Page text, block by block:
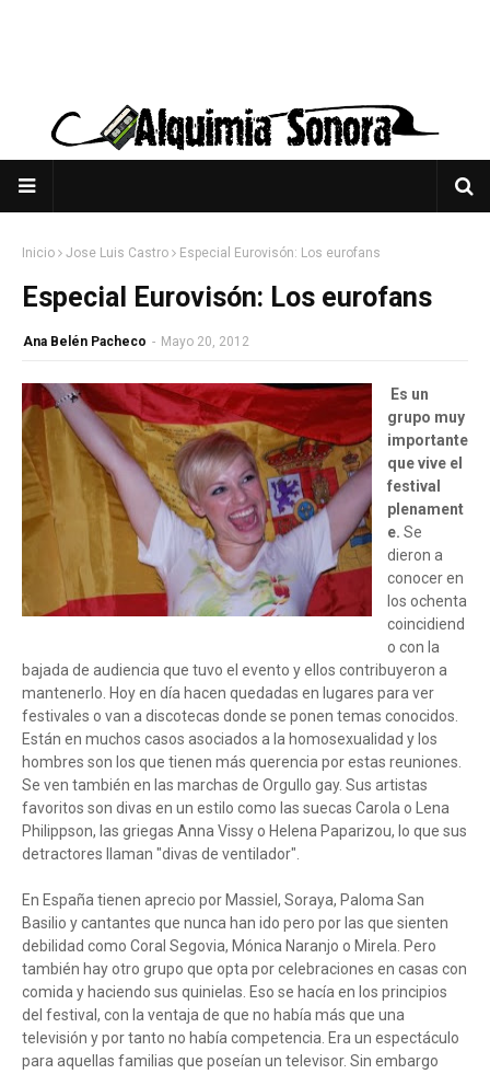
Inicio Jose Luis Castro Especial Eurovisón: Los eurofans
Especial Eurovisón: Los eurofans
Ana Belén Pacheco - Mayo 20, 2012
Es un
grupo muy
importante
que vive el
festival
plenament
e. Se
dieron a
conocer en
los ochenta
coincidiend
o con la
bajada de audiencia que tuvo el evento y ellos contribuyeron a
mantenerlo. Hoy en día hacen quedadas en lugares para ver
festivales o van a discotecas donde se ponen temas conocidos.
Están en muchos casos asociados a la homosexualidad y los
hombres son los que tienen más querencia por estas reuniones.
Se ven también en las marchas de Orgullo gay. Sus artistas
favoritos son divas en un estilo como las suecas Carola o Lena
Philippson, las griegas Anna Vissy o Helena Paparizou, lo que sus
detractores llaman "divas de ventilador".
En España tienen aprecio por Massiel, Soraya, Paloma San
Basilio y cantantes que nunca han ido pero por las que sienten
debilidad como Coral Segovia, Mónica Naranjo o Mirela. Pero
también hay otro grupo que opta por celebraciones en casas con
comida y haciendo sus quinielas. Eso se hacía en los principios
del festival, con la ventaja de que no había más que una
televisión y por tanto no había competencia. Era un espectáculo
para aquellas familias que poseían un televisor. Sin embargo